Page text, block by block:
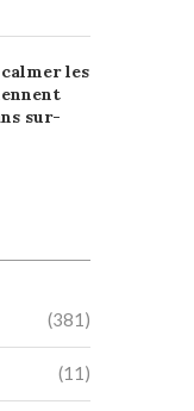
les
sur-
(381)
(11)